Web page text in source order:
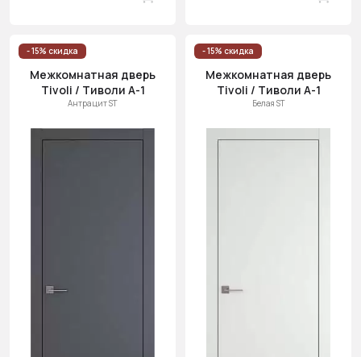
- 15% скидка
Межкомнатная дверь
Tivoli / Тиволи А-1
Антрацит ST
- 15% скидка
Межкомнатная дверь
Tivoli / Тиволи А-1
Белая ST